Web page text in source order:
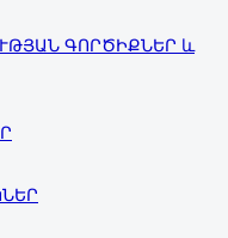
ԳՈՐԾԻՔՆԵՐ և